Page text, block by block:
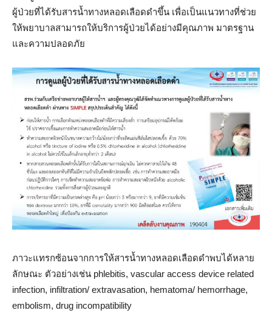
ผู้ป่วยที่ได้รับสารน้ำทางหลอดเลือดดำขึ้น เพื่อเป็นแนวทางที่ช่วย
ให้พยาบาลสามารถให้บริการผู้ป่วยได้อย่างมีคุณภาพ มาตรฐาน
และความปลอดภัย
ภาวะแทรกซ้อนจากการให้สารน้ำทางหลอดเลือดดำพบได้หลาย
ลักษณะ ตัวอย่างเช่น phlebitis, vascular access device related
infection, infiltration/ extravasation, hematoma/ hemorrhage,
embolism, drug incompatibility